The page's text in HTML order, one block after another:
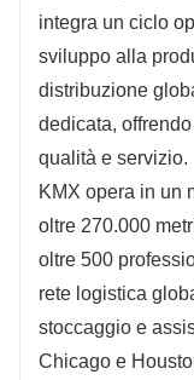
integra un ciclo
sviluppo alla
distribuzione
dedicata,
qualità e servizio.
KMX opera in un
oltre 270.000
oltre 500
rete logistica
stoccaggio e
Chicago e